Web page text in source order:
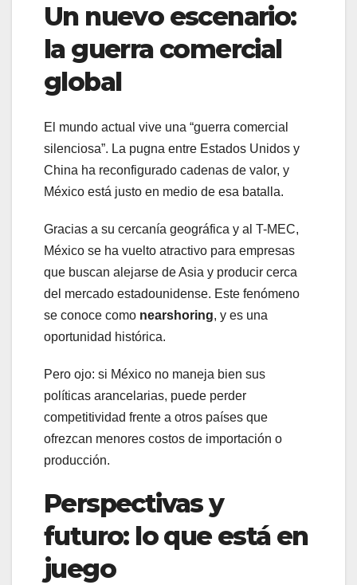
Un nuevo escenario:
la guerra comercial
global
El mundo actual vive una “guerra comercial
silenciosa”. La pugna entre Estados Unidos y
China ha reconfigurado cadenas de valor, y
México está justo en medio de esa batalla.
Gracias a su cercanía geográfica y al T-MEC,
México se ha vuelto atractivo para empresas
que buscan alejarse de Asia y producir cerca
del mercado estadounidense. Este fenómeno
se conoce como nearshoring, y es una
oportunidad histórica.
Pero ojo: si México no maneja bien sus
políticas arancelarias, puede perder
competitividad frente a otros países que
ofrezcan menores costos de importación o
producción.
Perspectivas y
futuro: lo que está en
juego